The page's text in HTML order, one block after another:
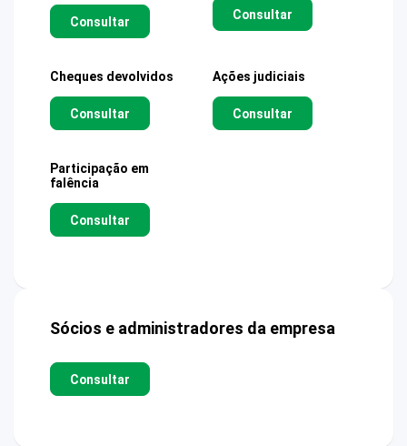
Consultar Consultar
Cheques devolvidos
Consultar
Ações judiciais
Consultar
Participação em
falência
Consultar
Sócios e administradores da empresa
Consultar